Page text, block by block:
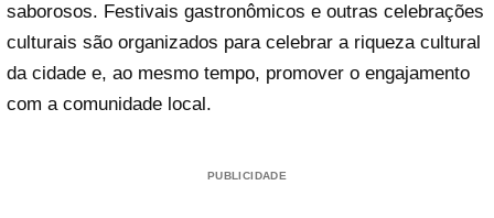
saborosos. Festivais gastronômicos e outras celebrações
culturais são organizados para celebrar a riqueza cultural
da cidade e, ao mesmo tempo, promover o engajamento
com a comunidade local.
PUBLICIDADE